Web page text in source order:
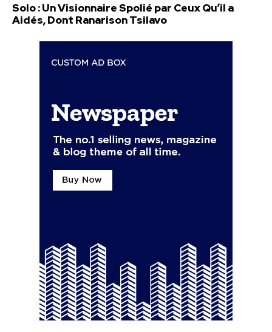
Solo : Un Visionnaire Spolié par Ceux Qu’il a
Aidés, Dont Ranarison Tsilavo